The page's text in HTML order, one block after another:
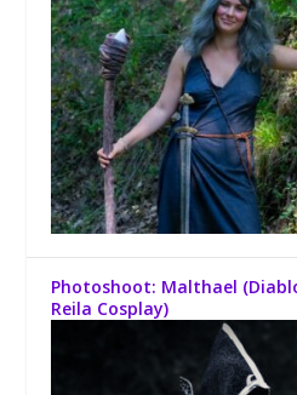
Photoshoot: Malthael
Reila Cosplay)